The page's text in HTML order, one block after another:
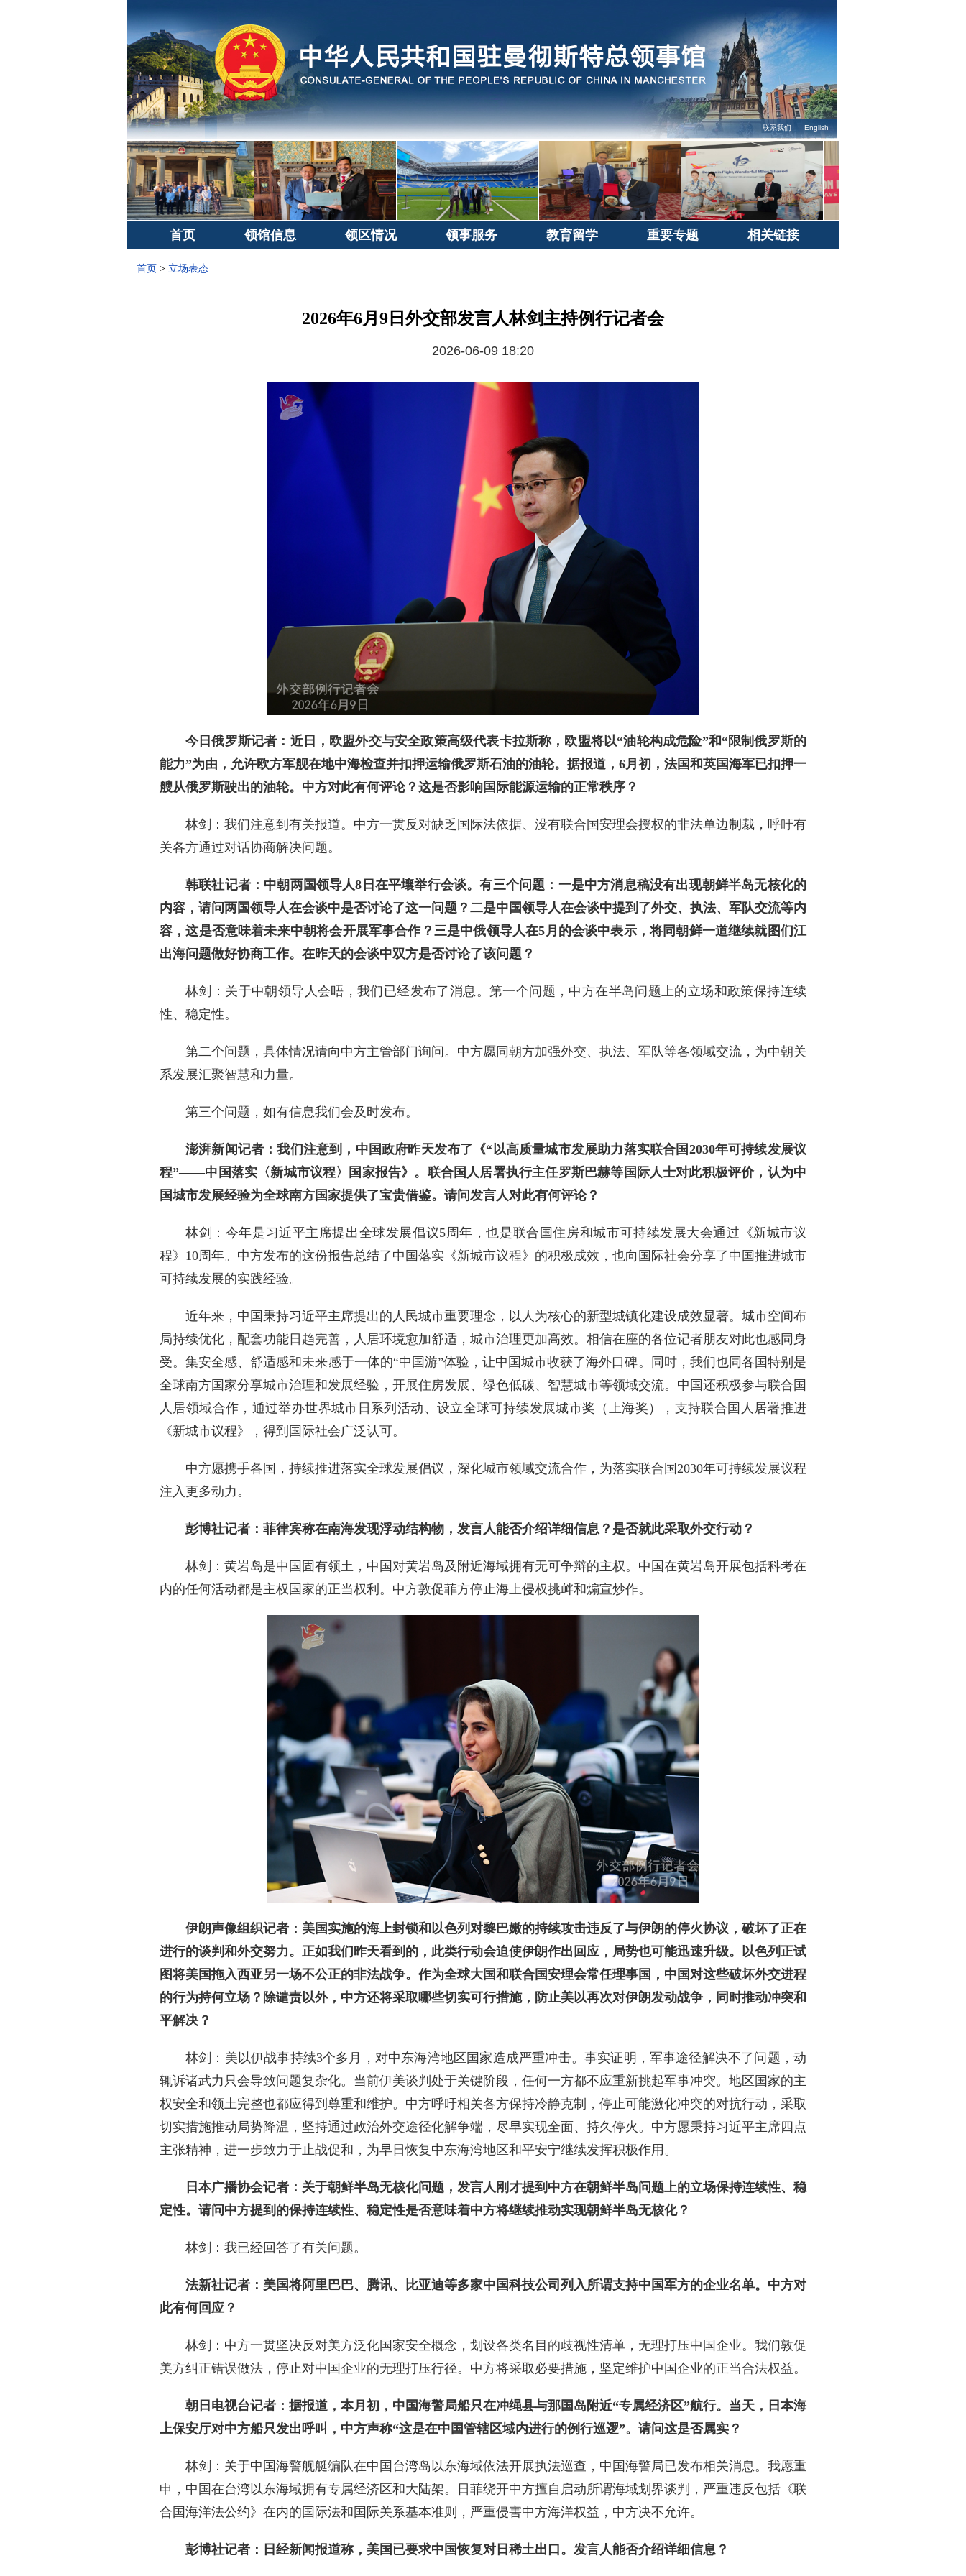
联系我们 English
首页 领馆信息 领区情况 领事服务 教育留学 重要专题 相关链接
首页 > 立场表态
2026年6月9日外交部发言人林剑主持例行记者会
2026-06-09 18:20
今日俄罗斯记者：近日，欧盟外交与安全政策高级代表卡拉斯称，欧盟将以“油轮构成危险”和“限制俄罗斯的
能力”为由，允许欧方军舰在地中海检查并扣押运输俄罗斯石油的油轮。据报道，6月初，法国和英国海军已扣押一
艘从俄罗斯驶出的油轮。中方对此有何评论？这是否影响国际能源运输的正常秩序？
林剑：我们注意到有关报道。中方一贯反对缺乏国际法依据、没有联合国安理会授权的非法单边制裁，呼吁有
关各方通过对话协商解决问题。
韩联社记者：中朝两国领导人8日在平壤举行会谈。有三个问题：一是中方消息稿没有出现朝鲜半岛无核化的
内容，请问两国领导人在会谈中是否讨论了这一问题？二是中国领导人在会谈中提到了外交、执法、军队交流等内
容，这是否意味着未来中朝将会开展军事合作？三是中俄领导人在5月的会谈中表示，将同朝鲜一道继续就图们江
出海问题做好协商工作。在昨天的会谈中双方是否讨论了该问题？
林剑：关于中朝领导人会晤，我们已经发布了消息。第一个问题，中方在半岛问题上的立场和政策保持连续
性、稳定性。
第二个问题，具体情况请向中方主管部门询问。中方愿同朝方加强外交、执法、军队等各领域交流，为中朝关
系发展汇聚智慧和力量。
第三个问题，如有信息我们会及时发布。
澎湃新闻记者：我们注意到，中国政府昨天发布了《“以高质量城市发展助力落实联合国2030年可持续发展议
程”——中国落实〈新城市议程〉国家报告》。联合国人居署执行主任罗斯巴赫等国际人士对此积极评价，认为中
国城市发展经验为全球南方国家提供了宝贵借鉴。请问发言人对此有何评论？
林剑：今年是习近平主席提出全球发展倡议5周年，也是联合国住房和城市可持续发展大会通过《新城市议
程》10周年。中方发布的这份报告总结了中国落实《新城市议程》的积极成效，也向国际社会分享了中国推进城市
可持续发展的实践经验。
近年来，中国秉持习近平主席提出的人民城市重要理念，以人为核心的新型城镇化建设成效显著。城市空间布
局持续优化，配套功能日趋完善，人居环境愈加舒适，城市治理更加高效。相信在座的各位记者朋友对此也感同身
受。集安全感、舒适感和未来感于一体的“中国游”体验，让中国城市收获了海外口碑。同时，我们也同各国特别是
全球南方国家分享城市治理和发展经验，开展住房发展、绿色低碳、智慧城市等领域交流。中国还积极参与联合国
人居领域合作，通过举办世界城市日系列活动、设立全球可持续发展城市奖（上海奖），支持联合国人居署推进
《新城市议程》，得到国际社会广泛认可。
中方愿携手各国，持续推进落实全球发展倡议，深化城市领域交流合作，为落实联合国2030年可持续发展议程
注入更多动力。
彭博社记者：菲律宾称在南海发现浮动结构物，发言人能否介绍详细信息？是否就此采取外交行动？
林剑：黄岩岛是中国固有领土，中国对黄岩岛及附近海域拥有无可争辩的主权。中国在黄岩岛开展包括科考在
内的任何活动都是主权国家的正当权利。中方敦促菲方停止海上侵权挑衅和煽宣炒作。
伊朗声像组织记者：美国实施的海上封锁和以色列对黎巴嫩的持续攻击违反了与伊朗的停火协议，破坏了正在
进行的谈判和外交努力。正如我们昨天看到的，此类行动会迫使伊朗作出回应，局势也可能迅速升级。以色列正试
图将美国拖入西亚另一场不公正的非法战争。作为全球大国和联合国安理会常任理事国，中国对这些破坏外交进程
的行为持何立场？除谴责以外，中方还将采取哪些切实可行措施，防止美以再次对伊朗发动战争，同时推动冲突和
平解决？
林剑：美以伊战事持续3个多月，对中东海湾地区国家造成严重冲击。事实证明，军事途径解决不了问题，动
辄诉诸武力只会导致问题复杂化。当前伊美谈判处于关键阶段，任何一方都不应重新挑起军事冲突。地区国家的主
权安全和领土完整也都应得到尊重和维护。中方呼吁相关各方保持冷静克制，停止可能激化冲突的对抗行动，采取
切实措施推动局势降温，坚持通过政治外交途径化解争端，尽早实现全面、持久停火。中方愿秉持习近平主席四点
主张精神，进一步致力于止战促和，为早日恢复中东海湾地区和平安宁继续发挥积极作用。
日本广播协会记者：关于朝鲜半岛无核化问题，发言人刚才提到中方在朝鲜半岛问题上的立场保持连续性、稳
定性。请问中方提到的保持连续性、稳定性是否意味着中方将继续推动实现朝鲜半岛无核化？
林剑：我已经回答了有关问题。
法新社记者：美国将阿里巴巴、腾讯、比亚迪等多家中国科技公司列入所谓支持中国军方的企业名单。中方对
此有何回应？
林剑：中方一贯坚决反对美方泛化国家安全概念，划设各类名目的歧视性清单，无理打压中国企业。我们敦促
美方纠正错误做法，停止对中国企业的无理打压行径。中方将采取必要措施，坚定维护中国企业的正当合法权益。
朝日电视台记者：据报道，本月初，中国海警局船只在冲绳县与那国岛附近“专属经济区”航行。当天，日本海
上保安厅对中方船只发出呼叫，中方声称“这是在中国管辖区域内进行的例行巡逻”。请问这是否属实？
林剑：关于中国海警舰艇编队在中国台湾岛以东海域依法开展执法巡查，中国海警局已发布相关消息。我愿重
申，中国在台湾以东海域拥有专属经济区和大陆架。日菲绕开中方擅自启动所谓海域划界谈判，严重违反包括《联
合国海洋法公约》在内的国际法和国际关系基本准则，严重侵害中方海洋权益，中方决不允许。
彭博社记者：日经新闻报道称，美国已要求中国恢复对日稀土出口。发言人能否介绍详细信息？